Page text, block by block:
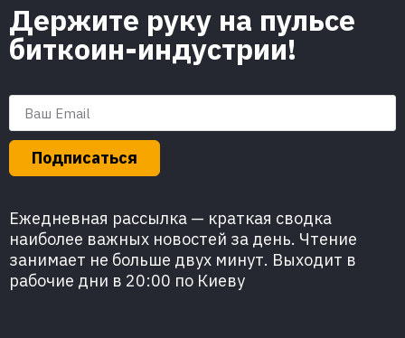
Держите руку на пульсе
биткоин-индустрии!
Подписаться
Ежедневная рассылка — краткая сводка
наиболее важных новостей за день. Чтение
занимает не больше двух минут. Выходит в
рабочие дни в 20:00 по Киеву